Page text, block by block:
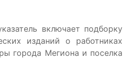
включает подборку
изданий о работниках
города Мегиона и поселка